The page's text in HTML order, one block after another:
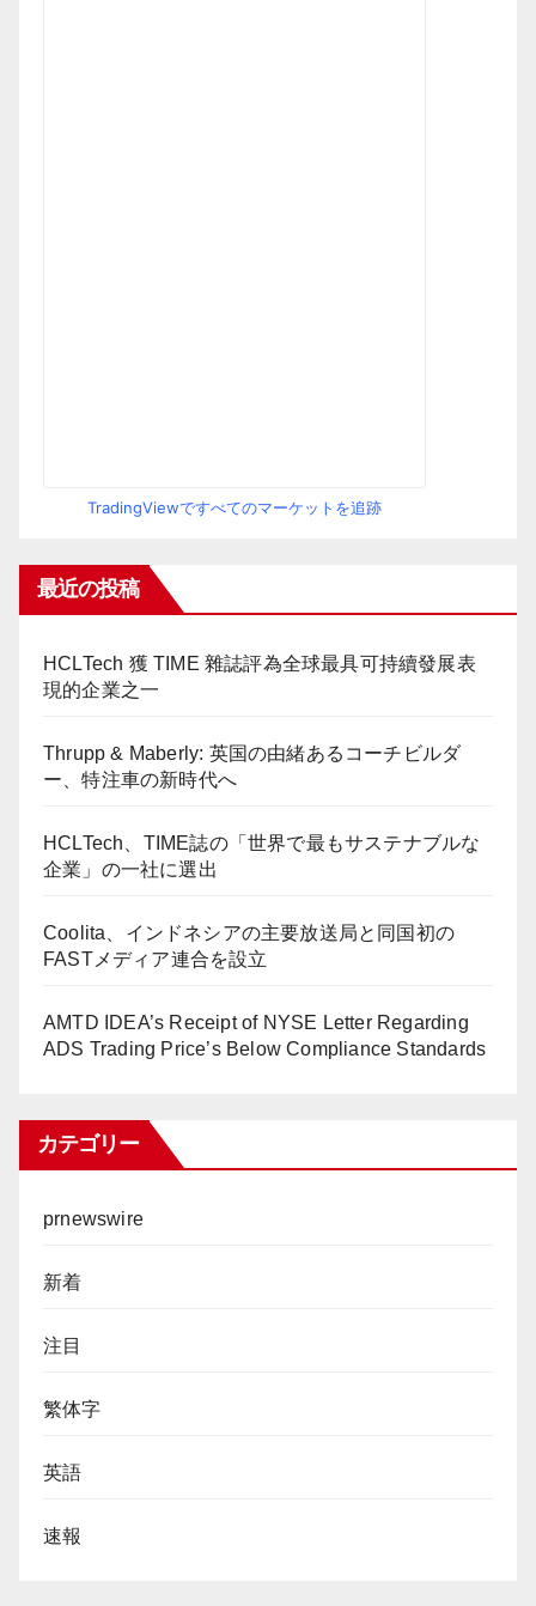
TradingViewですべてのマーケットを追跡
最近の投稿
HCLTech 獲 TIME 雜誌評為全球最具可持續發展表
現的企業之一
Thrupp & Maberly: 英国の由緒あるコーチビルダ
ー、特注車の新時代へ
HCLTech、TIME誌の「世界で最もサステナブルな
企業」の一社に選出
Coolita、インドネシアの主要放送局と同国初の
FASTメディア連合を設立
AMTD IDEA’s Receipt of NYSE Letter Regarding
ADS Trading Price’s Below Compliance Standards
カテゴリー
prnewswire
新着
注目
繁体字
英語
速報